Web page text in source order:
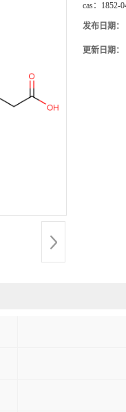
cas： 1852-
发布日期：
更新日期：